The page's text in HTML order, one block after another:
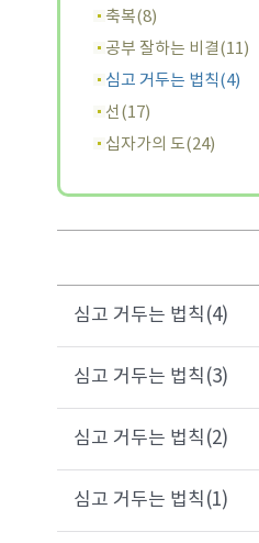
축복(8)
공부 잘하는 비결(11)
심고 거두는 법칙(4)
선(17)
십자가의 도(24)
심고 거두는 법칙(4)
심고 거두는 법칙(3)
심고 거두는 법칙(2)
심고 거두는 법칙(1)